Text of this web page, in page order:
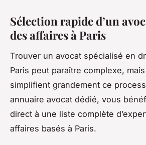
Sélection rapide d’un
des affaires à Paris
Trouver un avocat spécialisé en
Paris peut paraître complexe,
simplifient grandement ce
annuaire avocat dédié, vous
direct à une liste complète
affaires basés à Paris.